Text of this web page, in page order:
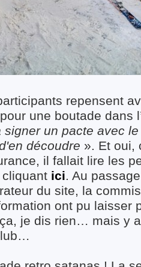
repensent
une boutade dans
signer un pacte avec
découdre ». Et oui,
il fallait lire les
ici. Au
du site, la
ont pu laisser
je dis rien… mais y